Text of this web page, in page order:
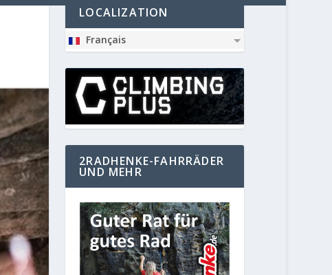
LOCALIZATION
Français
2RADHENKE-FAHRRÄDER
UND MEHR